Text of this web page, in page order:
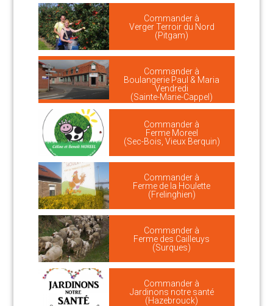
Commander à
Verger Terroir du Nord
(Pitgam)
Commander à
Boulangerie Paul & Maria
Vendredi
(Sainte-Marie-Cappel)
Commander à
Ferme Moreel
(Sec-Bois, Vieux Berquin)
Commander à
Ferme de la Houlette
(Frelinghien)
Commander à
Ferme des Cailleuys
(Surques)
Commander à
Jardinons notre santé
(Hazebrouck)